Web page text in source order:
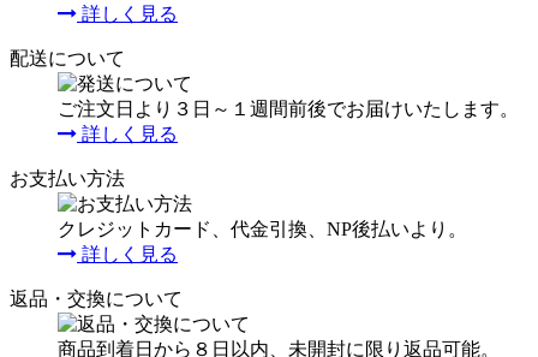
詳しく見る
配送について
ご注文日より３日～１週間前後でお届けいたします。
詳しく見る
お支払い方法
クレジットカード、代金引換、NP後払いより。
詳しく見る
返品・交換について
商品到着日から８日以内、未開封に限り返品可能。